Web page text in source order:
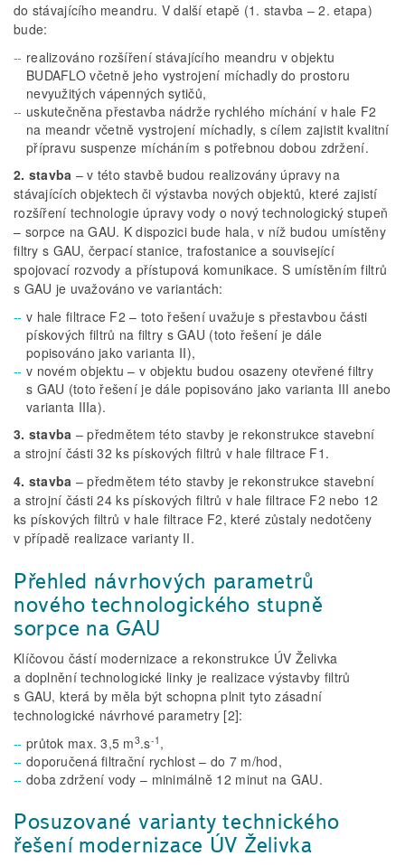
do stávajícího meandru. V další etapě (1. stavba – 2. etapa)
bude:
realizováno rozšíření stávajícího meandru v objektu
BUDAFLO včetně jeho vystrojení míchadly do prostoru
nevyužitých vápenných sytičů,
uskutečněna přestavba nádrže rychlého míchání v hale F2
na meandr včetně vystrojení míchadly, s cílem zajistit kvalitní
přípravu suspenze mícháním s potřebnou dobou zdržení.
2. stavba – v této stavbě budou realizovány úpravy na
stávajících objektech či výstavba nových objektů, které zajistí
rozšíření technologie úpravy vody o nový technologický stupeň
– sorpce na GAU. K dispozici bude hala, v níž budou umístěny
filtry s GAU, čerpací stanice, trafostanice a související
spojovací rozvody a přístupová komunikace. S umístěním filtrů
s GAU je uvažováno ve variantách:
v hale filtrace F2 – toto řešení uvažuje s přestavbou části
pískových filtrů na filtry s GAU (toto řešení je dále
popisováno jako varianta II),
v novém objektu – v objektu budou osazeny otevřené filtry
s GAU (toto řešení je dále popisováno jako varianta III anebo
varianta IIIa).
3. stavba – předmětem této stavby je rekonstrukce stavební
a strojní části 32 ks pískových filtrů v hale filtrace F1.
4. stavba – předmětem této stavby je rekonstrukce stavební
a strojní části 24 ks pískových filtrů v hale filtrace F2 nebo 12
ks pískových filtrů v hale filtrace F2, které zůstaly nedotčeny
v případě realizace varianty II.
Přehled návrhových parametrů
nového technologického stupně
sorpce na GAU
Klíčovou částí modernizace a rekonstrukce ÚV Želivka
a doplnění technologické linky je realizace výstavby filtrů
s GAU, která by měla být schopna plnit tyto zásadní
technologické návrhové parametry [2]:
průtok max. 3,5 m3.s-1 ,
doporučená filtrační rychlost – do 7 m/hod,
doba zdržení vody – minimálně 12 minut na GAU.
Posuzované varianty technického
řešení modernizace ÚV Želivka